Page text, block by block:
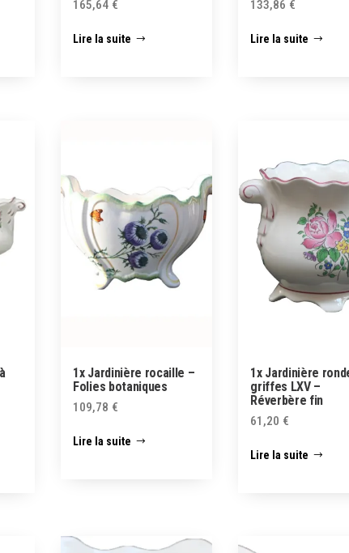
165,64 €
Lire la suite
133,86 €
Lire la suite
1x Jardinière rocaille –
Folies botaniques
109,78 €
Lire la suite
1x Jardinière
griffes LXV –
Réverbère fin
61,20 €
Lire la suite